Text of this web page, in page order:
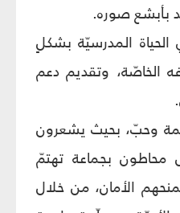
بأبشع صوره.
المدرسيّة بشكلٍ
الخاصّة، وتقديم دعم
وحبّ، بحيث يشعرون
محاطون بجماعة تهتمّ
الأمان، من خلال